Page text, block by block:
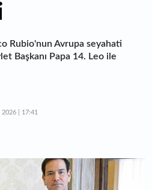
Rubio'nun Avrupa seyahati
Başkanı Papa 14. Leo ile
2026 | 17:41